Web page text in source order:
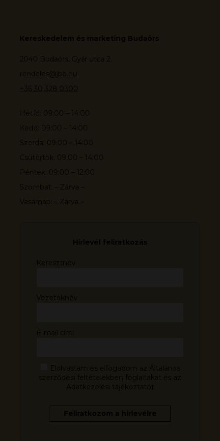
Kereskedelem és marketing Budaörs
2040 Budaörs, Gyár utca 2.
rendeles@jbb.hu
+36 30 328 0300
Hétfő: 09:00 – 14:00
Kedd: 09:00 – 14:00
Szerda: 09:00 – 14:00
Csütörtök: 09:00 – 14:00
Péntek: 09:00 – 12:00
Szombat: – Zárva –
Vasárnap: – Zárva –